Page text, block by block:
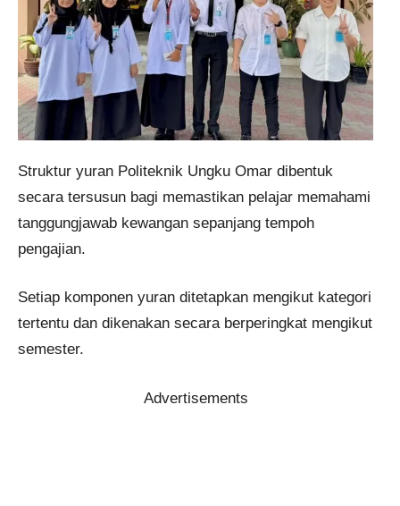
Struktur yuran Politeknik Ungku Omar dibentuk
secara tersusun bagi memastikan pelajar memahami
tanggungjawab kewangan sepanjang tempoh
pengajian.
Setiap komponen yuran ditetapkan mengikut kategori
tertentu dan dikenakan secara berperingkat mengikut
semester.
Advertisements